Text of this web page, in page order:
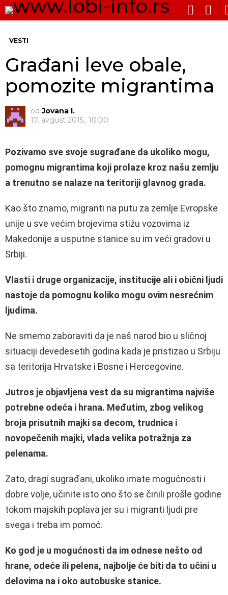
SWITCH
SKIN
VESTI
Građani leve obale,
pomozite migrantima
od Jovana I.
17. avgust 2015., 10:00
Pozivamo sve svoje sugrađane da ukoliko mogu,
pomognu migrantima koji prolaze kroz našu zemlju
a trenutno se nalaze na teritoriji glavnog grada.
Kao što znamo, migranti na putu za zemlje Evropske
unije u sve većim brojevima stižu vozovima iz
Makedonije a usputne stanice su im veći gradovi u
Srbiji.
Vlasti i druge organizacije, institucije ali i obični ljudi
nastoje da pomognu koliko mogu ovim nesrećnim
ljudima.
Ne smemo zaboraviti da je naš narod bio u sličnoj
situaciji devedesetih godina kada je pristizao u Srbiju
sa teritorija Hrvatske i Bosne i Hercegovine.
Jutros je objavljena vest da su migrantima najviše
potrebne odeća i hrana. Međutim, zbog velikog
broja prisutnih majki sa decom, trudnica i
novopečenih majki, vlada velika potražnja za
pelenama.
Zato, dragi sugrađani, ukoliko imate mogućnosti i
dobre volje, učinite isto ono što se činili prošle godine
tokom majskih poplava jer su i migranti ljudi pre
svega i treba im pomoć.
Ko god je u mogućnosti da im odnese nešto od
hrane, odeće ili pelena, najbolje će biti da to učini u
delovima na i oko autobuske stanice.